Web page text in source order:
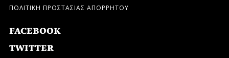
ΠΟΛΙΤΙΚΗ ΠΡΟΣΤΑΣΙΑΣ ΑΠΟΡΡΗΤΟΥ
FACEBOOK
TWITTER